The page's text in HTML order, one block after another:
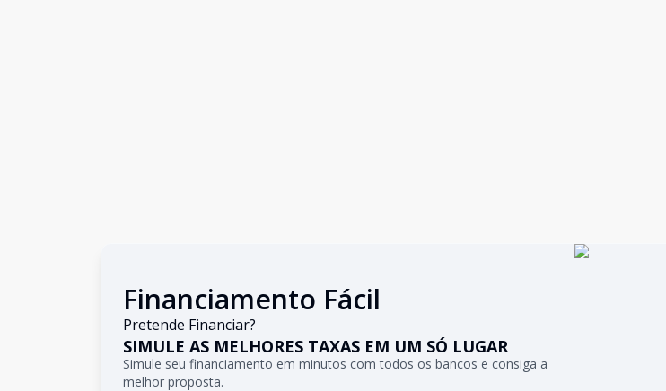
Financiamento Fácil
Pretende Financiar?
SIMULE AS MELHORES TAXAS EM UM SÓ LUGAR
Simule seu financiamento em minutos com todos os bancos e consiga a
melhor proposta.